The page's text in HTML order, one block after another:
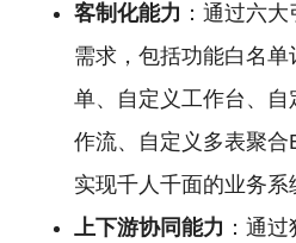
客制化能力 ：通过六
需求，包括功能白名
单、自定义工作台、
作流、自定义多表聚
实现千人千面的业务系
上下游协同能力 ：通